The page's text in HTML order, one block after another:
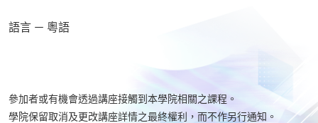
語言 － 粵語
參加者或有機會透過講座接觸到本學院相關之課程。
學院保留取消及更改講座詳情之最終權利，而不作另行通知。